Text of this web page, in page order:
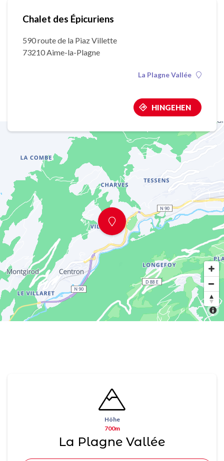
Chalet des Épicuriens
590 route de la Piaz Villette
73210 Aime-la-Plagne
La Plagne Vallée
HINGEHEN
Höhe
700m
La Plagne Vallée